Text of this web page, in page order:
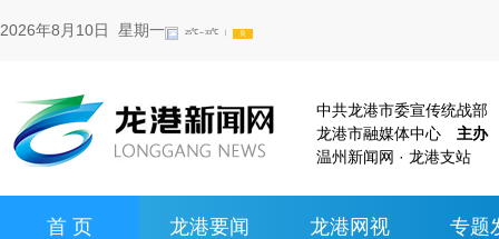
2026年8月10日 星期一
中共龙港市委宣传统战
龙港市融媒体中心 主办
温州新闻网 · 龙港支站
首 页 龙港要闻 龙港网视 专题